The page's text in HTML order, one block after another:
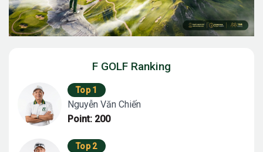
F GOLF Ranking
Top 1
Nguyễn Văn Chiến
Point: 200
Top 2